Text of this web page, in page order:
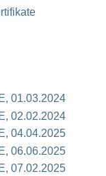
01.03.2024
02.02.2024
04.04.2025
06.06.2025
07.02.2025